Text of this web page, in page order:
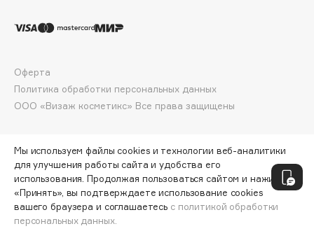
Dolomit
Dr. Vranjes Firenze
Dr.Althea
DSD de Luxe
Dyson
ДОБАВИТЬ В КОРЗИНУ
ООО «Визаж косметикс» Все права защищены
Оферта
Политика обработки персональных данных
Мы используем файлы cookies и технологии веб-аналитики
для улучшения работы сайта и удобства его
использования. Продолжая пользоваться сайтом и нажимая
«Принять», вы подтверждаете использование cookies
вашего браузера и соглашаетесь с политикой обработки
персональных данных.